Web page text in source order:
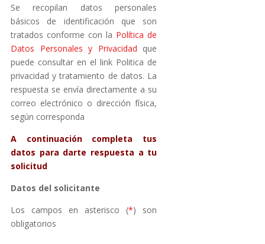
Se recopilan datos personales
básicos de identificación que son
tratados conforme con la Política de
Datos Personales y Privacidad que
puede consultar en el link Politica de
privacidad y tratamiento de datos. La
respuesta se envía directamente a su
correo electrónico o dirección física,
según corresponda
A continuación completa tus
datos para darte respuesta a tu
solicitud
Datos del solicitante
Los campos en asterisco (*) son
obligatorios